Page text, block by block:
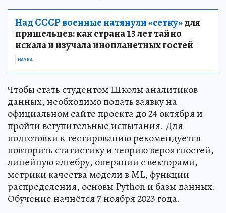
Над СССР военные натянули «сетку»для
пришельцев: как страна 13 лет тайно
искала и изучала инопланетных гостей
НАУКА
Чтобы стать студентом Школы аналитиков
данных, необходимо подать заявку на
официальном сайте проекта до 24 октября и
пройти вступительные испытания. Для
подготовки к тестированию рекомендуется
повторить статистику и теорию вероятностей,
линейную алгебру, операции с векторами,
метрики качества модели в ML, функции
распределения, основы Python и базы данных.
Обучение начнётся 7 ноября 2023 года.